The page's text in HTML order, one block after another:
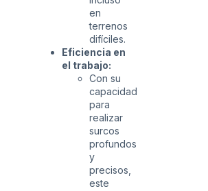
en
terrenos
difíciles.
Eficiencia en
el trabajo:
Con su
capacidad
para
realizar
surcos
profundos
y
precisos,
este